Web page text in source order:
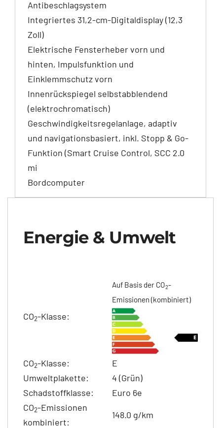
Antibeschlagsystem
Integriertes 31,2-cm-Digitaldisplay (12,3
Zoll)
Elektrische Fensterheber vorn und
hinten, Impulsfunktion und
Einklemmschutz vorn
Innenrückspiegel selbstabblendend
(elektrochromatisch)
Geschwindigkeitsregelanlage, adaptiv
und navigationsbasiert, inkl. Stopp & Go-
Funktion (Smart Cruise Control, SCC 2.0
mi
Bordcomputer
Energie & Umwelt
CO2-Klasse:
Auf Basis der CO2-
Emissionen (kombiniert)
CO2-Klasse:
E
Umweltplakette:
4 (Grün)
Schadstoffklasse:
Euro 6e
CO2-Emissionen
kombiniert:
148.0 g/km